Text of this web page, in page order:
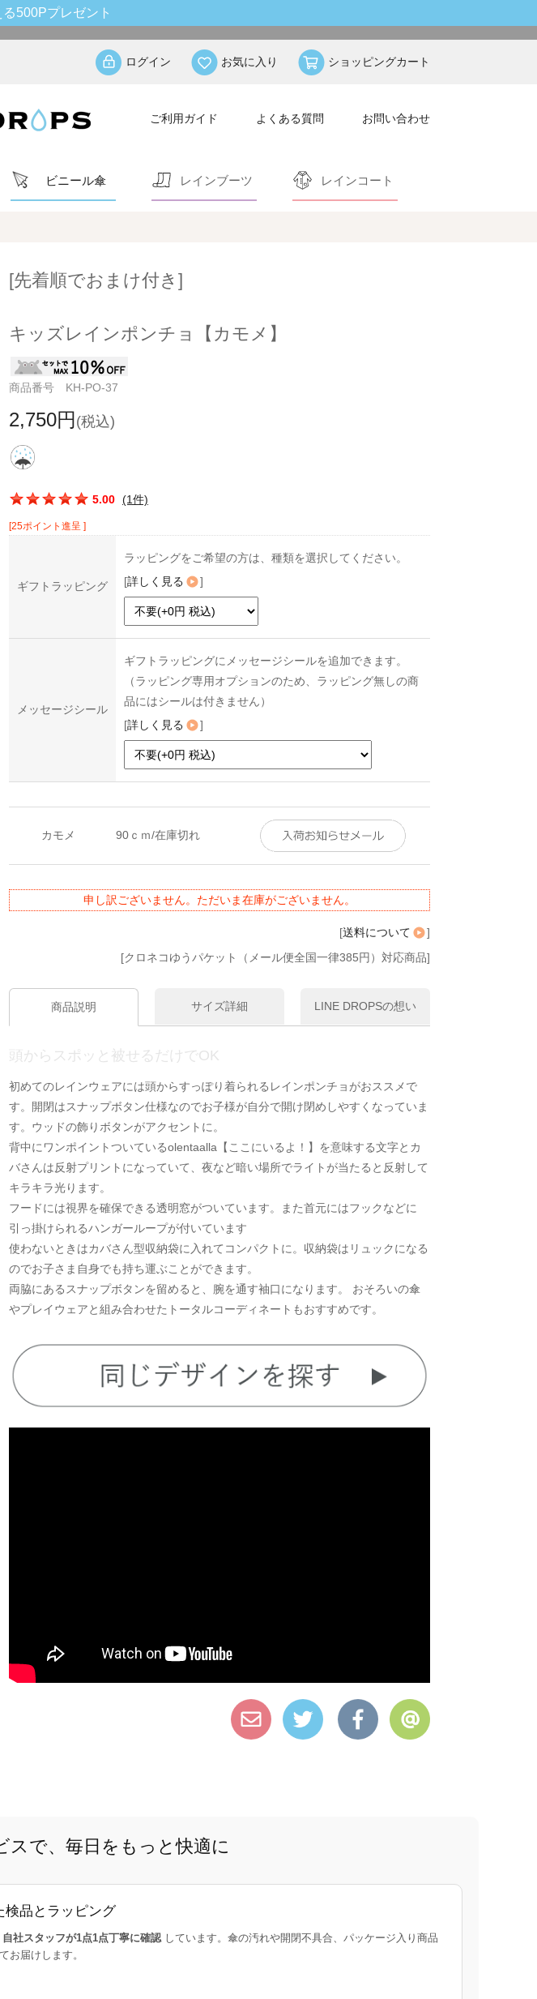
500Pプレゼント
ログイン お気に入り ショッピングカート
ご利用ガイド よくある質問 お問い合わせ
ビニール傘 レインブーツ レインコート
[先着順でおまけ付き]
キッズレインポンチョ【カモメ】
商品番号 KH-PO-37
2,750円 (税込)
5.00 (1件)
[25ポイント進呈 ]
ギフトラッピング
ラッピングをご希望の方は、種類を選択してください。
[詳しく見る ]
メッセージシール
ギフトラッピングにメッセージシールを追加できます。
（ラッピング専用オプションのため、ラッピング無しの商
品にはシールは付きません）
[詳しく見る ]
カモメ 90ｃｍ/在庫切れ
申し訳ございません。ただいま在庫がございません。
[送料について
]
[クロネコゆうパケット（メール便全国一律385円）対応商品]
商品説明 サイズ詳細 LINE DROPSの想い
頭からスポッと被せるだけでOK
初めてのレインウェアには頭からすっぽり着られるレインポンチョがおススメで
す。開閉はスナップボタン仕様なのでお子様が自分で開け閉めしやすくなっていま
す。ウッドの飾りボタンがアクセントに。
背中にワンポイントついているolentaalla【ここにいるよ！】を意味する文字とカ
バさんは反射プリントになっていて、夜など暗い場所でライトが当たると反射して
キラキラ光ります。
フードには視界を確保できる透明窓がついています。また首元にはフックなどに
引っ掛けられるハンガーループが付いています
使わないときはカバさん型収納袋に入れてコンパクトに。収納袋はリュックになる
のでお子さま自身でも持ち運ぶことができます。
両脇にあるスナップボタンを留めると、腕を通す袖口になります。 おそろいの傘
やプレイウェアと組み合わせたトータルコーディネートもおすすめです。
スで、毎日をもっと快適に
検品とラッピング
自社スタッフが1点1点丁寧に確認しています。傘の汚れや開閉不具合、パッケージ入り商品
お届けします。